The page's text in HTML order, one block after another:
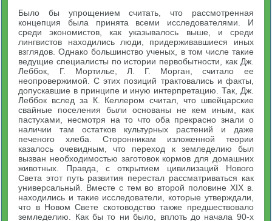
Было бы упрощением считать, что рассмотренная
концепция была принята всеми исследователями. И
среди экономистов, как указывалось выше, и среди
лингвистов находились люди, придерживавшиеся иных
взглядов. Однако большинство ученых, в том числе такие
ведущие специалисты по истории первобытности, как Дж.
Леббок, Г. Мортилье, Л. Г. Морган, считало ее
неопровержимой. С этих позиций трактовались и факты,
допускавшие в принципе и иную интерпретацию. Так, Дж.
Леббок вслед за К. Келлером считал, что швейцарские
свайные поселения были основаны не кем иным, как
пастухами, несмотря на то что оба прекрасно знали о
наличии там остатков культурных растений и даже
печеного хлеба. Сторонникам изложенной теории
казалось очевидным, что переход к земледелию был
вызван необходимостью заготовок кормов для домашних
животных. Правда, с открытием цивилизаций Нового
Света этот путь развития перестал рассматриваться как
универсальный. Вместе с тем во второй половине XIX в.
находились и такие исследователи, которые утверждали,
что в Новом Свете скотоводство также предшествовало
земледелию. Как бы то ни было, вплоть до начала 90-х